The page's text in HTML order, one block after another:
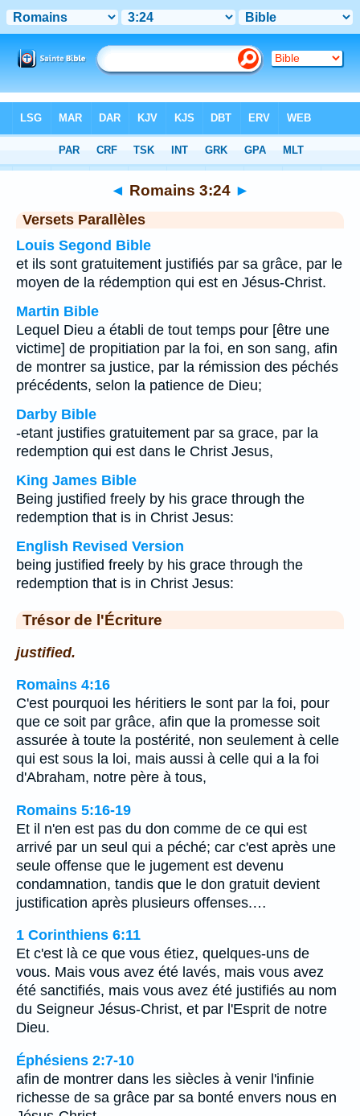
Chapitre 3 > Verset 24
◄ Romains 3:24 ►
Versets Parallèles
Louis Segond Bible
et ils sont gratuitement justifiés par sa grâce, par le
moyen de la rédemption qui est en Jésus-Christ.
Martin Bible
Lequel Dieu a établi de tout temps pour [être une
victime] de propitiation par la foi, en son sang, afin
de montrer sa justice, par la rémission des péchés
précédents, selon la patience de Dieu;
Darby Bible
-etant justifies gratuitement par sa grace, par la
redemption qui est dans le Christ Jesus,
King James Bible
Being justified freely by his grace through the
redemption that is in Christ Jesus:
English Revised Version
being justified freely by his grace through the
redemption that is in Christ Jesus:
Trésor de l'Écriture
justified.
Romains 4:16
C'est pourquoi les héritiers le sont par la foi, pour
que ce soit par grâce, afin que la promesse soit
assurée à toute la postérité, non seulement à celle
qui est sous la loi, mais aussi à celle qui a la foi
d'Abraham, notre père à tous,
Romains 5:16-19
Et il n'en est pas du don comme de ce qui est
arrivé par un seul qui a péché; car c'est après une
seule offense que le jugement est devenu
condamnation, tandis que le don gratuit devient
justification après plusieurs offenses.…
1 Corinthiens 6:11
Et c'est là ce que vous étiez, quelques-uns de
vous. Mais vous avez été lavés, mais vous avez
été sanctifiés, mais vous avez été justifiés au nom
du Seigneur Jésus-Christ, et par l'Esprit de notre
Dieu.
Éphésiens 2:7-10
afin de montrer dans les siècles à venir l'infinie
richesse de sa grâce par sa bonté envers nous en